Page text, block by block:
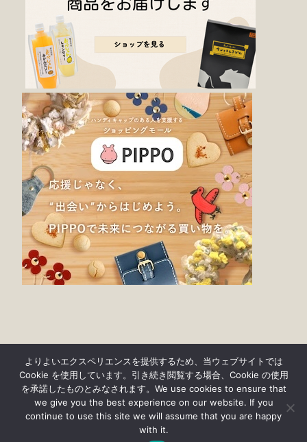
よりよいエクスペリエンスを提供するため、当ウェブサイトでは
Cookie を使用しています。引き続き閲覧する場合、Cookie の使用
を承諾したものとみなされます。We use cookies to ensure that
we give you the best experience on our website. If you
continue to use this site we will assume that you are happy
with it.